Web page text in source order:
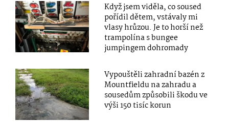
Když jsem viděla, co soused
pořídil dětem, vstávaly mi
vlasy hrůzou. Je to horší než
trampolína s bungee
jumpingem dohromady
Vypouštěli zahradní bazén z
Mountfieldu na zahradu a
sousedům způsobili škodu ve
výši 150 tisíc korun